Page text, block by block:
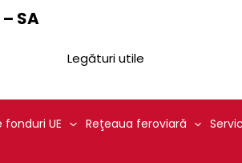
SA
Legături utile
fonduri UE Reţeaua feroviară